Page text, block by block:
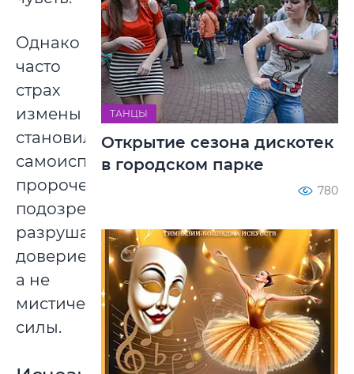
Однако
часто
страх
измены
становился
самоисполняющимся
пророчеством:
подозрения
разрушали
доверие,
а не
мистические
силы.
ТАНЦЫ
Открытие сезона дискотек
в городском парке
780